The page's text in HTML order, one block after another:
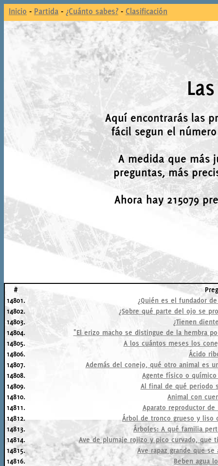
Inicio - Partida - ¿Cuánto sabes? - Clasificación
Aquí encontrarás las
fácil segun el
A medida que más
preguntas, más
Ahora hay 215079
#
14801.
¿Quién es el fundador
14802.
¿Sobre qué parte del ojo se
14803.
¿Tienen
14804.
"El erizo macho se distingue de la hembra
14805.
A los cuántos meses los
14806.
Ácido
14807.
Además del conejo, qué otro animal es
14808.
Agente físico o
14809.
Al final de qué periodo
14810.
Animal con
14811.
Aparato reproductor de
14812.
Árbol de tronco grueso y liso
14813.
Árboles: A qué familia
14814.
Ave de plumaje rojizo y pico curvado, que
14815.
Ave rapaz grande que
14816.
Beben agua